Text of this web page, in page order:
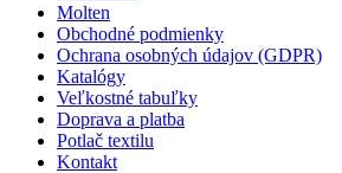
Molten
Obchodné podmienky
Ochrana osobných údajov (GDPR)
Katalógy
Veľkostné tabuľky
Doprava a platba
Potlač textilu
Kontakt